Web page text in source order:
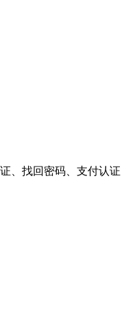
、找回密码、支付认证